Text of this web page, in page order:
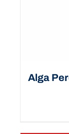
Alga